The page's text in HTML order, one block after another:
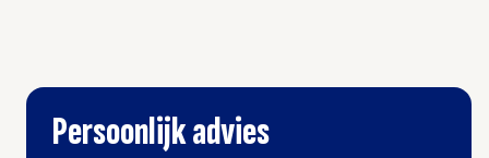
Persoonlijk advies